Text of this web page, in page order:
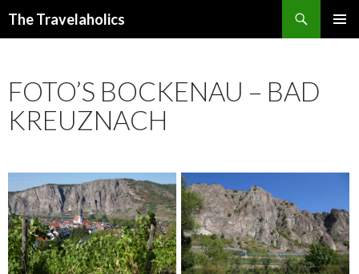
The Travelaholics
FOTO’S BOCKENAU – BAD
KREUZNACH